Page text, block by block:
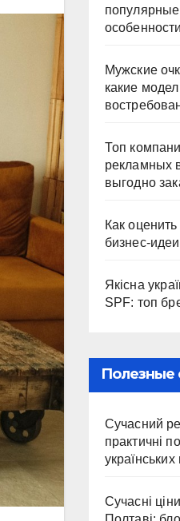
особенности
Мужские
какие
Топ
рекламных
выгодно
Как
бизнес-
Якісна
SPF: топ
Полезные
Сучасний
практичні
українських
Сучасні